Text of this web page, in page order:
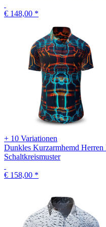
€ 148,00 *
+ 10 Variationen
Dunkles Kurzarmhemd
Schaltkreismuster
€ 158,00 *